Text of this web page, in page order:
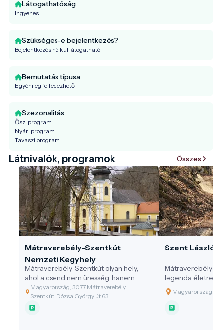
Látogathatóság
Ingyenes
Szükséges-e bejelentkezés?
Bejelentkezés nélkül látogatható
Bemutatás típusa
Egyénileg felfedezhető
Szezonalitás
Őszi program
Nyári program
Tavaszi program
Látnivalók, programok Összes
Mátraverebély-Szentkút
Nemzeti Kegyhely
Mátraverebély-Szentkút olyan hely,
ahol a csend nem üresség, hanem
jelenlét – ahol a víz nemcsak oltja a
szomjat, hanem megnyitja a lelket is.
Egy zarándokhely, amely egyszerre őrzi
Magyarország, 3077 Mátraverebély,
Szentkút, Dózsa György út 63
Szent László
Mátraverebély-
legenda életre
jövő egyszerre
látogatás
önmagadban, a
Magyarország,